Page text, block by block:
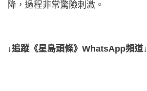
降，過程非常驚險刺激。
↓追蹤《星島頭條》WhatsApp頻道↓